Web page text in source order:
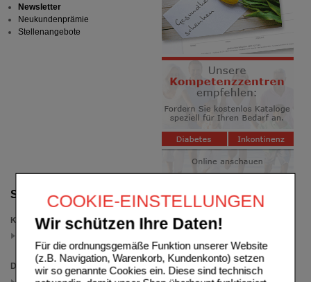
COOKIE-EINSTELLUNGEN
Wir schützen Ihre Daten!
Für die ordnungsgemäße Funktion unserer Website
(z.B. Navigation, Warenkorb, Kundenkonto) setzen
wir so genannte Cookies ein. Diese sind technisch
Suche verfeinern
Kategorien
(auswahl entfernen)
Darreichungsform
Newsletter
Neukundenprämie
Stellenangebote